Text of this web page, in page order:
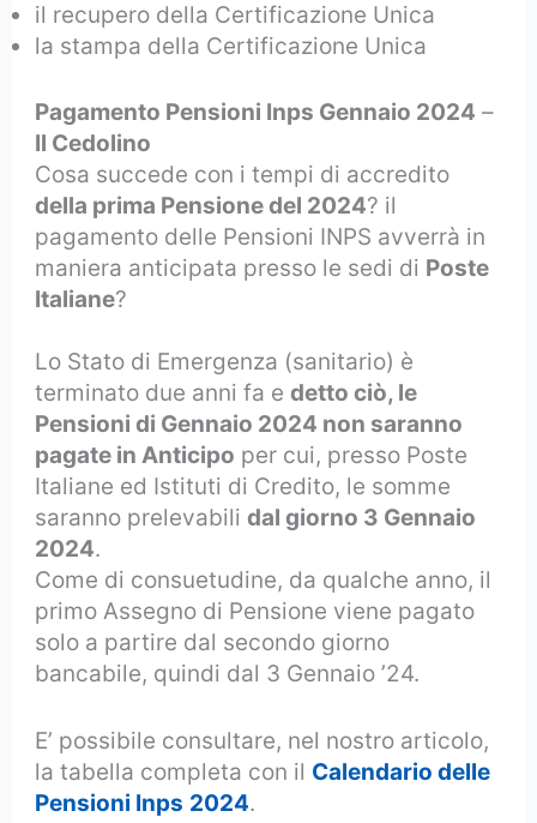
il recupero della Certificazione Unica
la stampa della Certificazione Unica
Pagamento Pensioni Inps Gennaio 2024 –
Il Cedolino
Cosa succede con i tempi di accredito
della prima Pensione del 2024? il
pagamento delle Pensioni INPS avverrà in
maniera anticipata presso le sedi di Poste
Italiane?
Lo Stato di Emergenza (sanitario) è
terminato due anni fa edetto ciò, le
Pensioni di Gennaio 2024 non saranno
pagate in Anticipo per cui, presso Poste
Italiane ed Istituti di Credito, le somme
saranno prelevabilidal giorno 3 Gennaio
2024.
Come di consuetudine, da qualche anno, il
primo Assegno di Pensione viene pagato
solo a partire dal secondo giorno
bancabile, quindi dal 3 Gennaio ’24.
E’ possibile consultare, nel nostro articolo,
la tabella completa con il Calendario delle
Pensioni Inps 2024.